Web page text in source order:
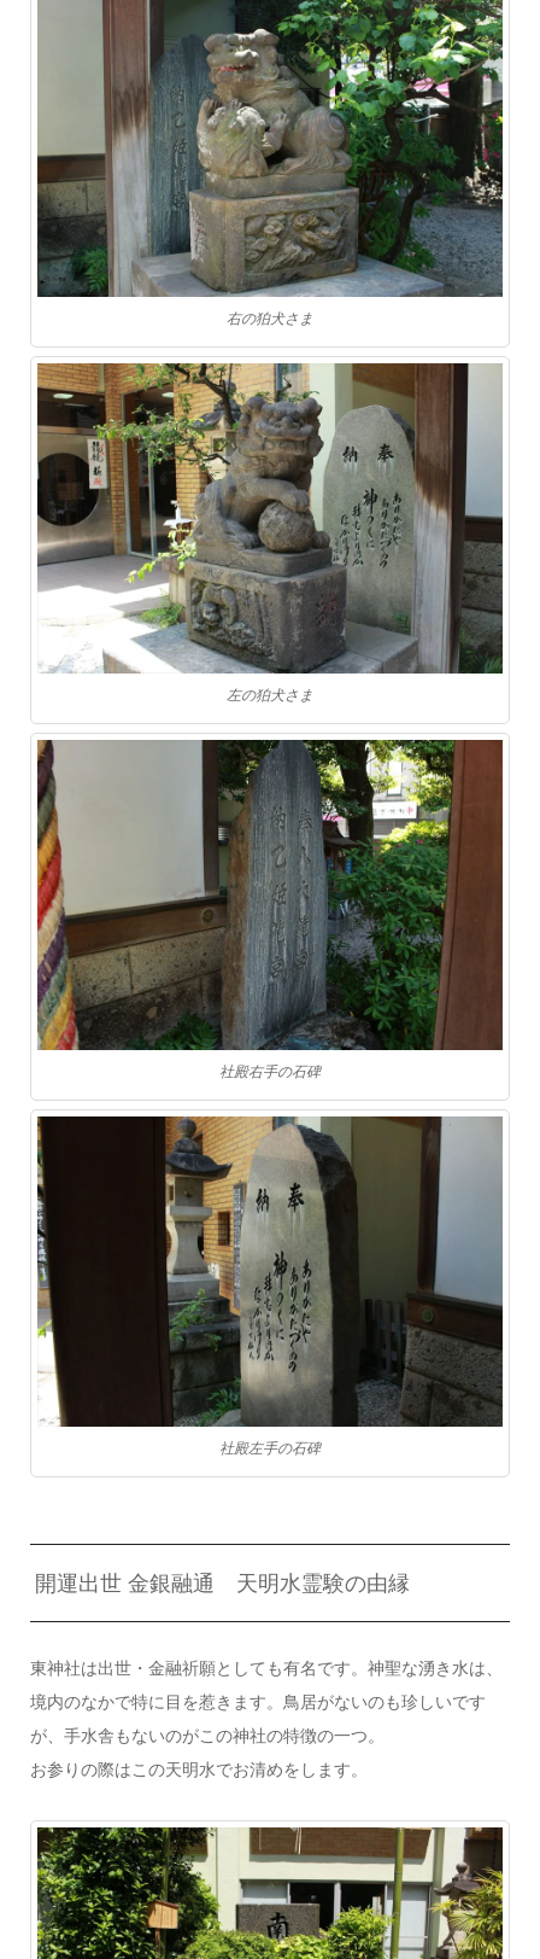
右の狛犬さま
左の狛犬さま
社殿右手の石碑
社殿左手の石碑
開運出世 金銀融通 天明水霊験の由縁
東神社は出世・金融祈願としても有名です。神聖な湧き水は、
境内のなかで特に目を惹きます。鳥居がないのも珍しいです
が、手水舎もないのがこの神社の特徴の一つ。
お参りの際はこの天明水でお清めをします。